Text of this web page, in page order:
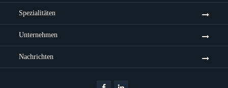
Spezialitäten
Unternehmen
Nachrichten